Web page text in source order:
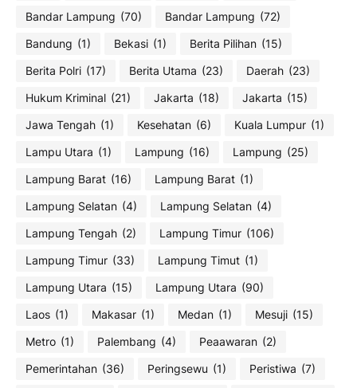
Bandar Lampung (70) Bandar Lampung (72)
Bandung (1) Bekasi (1) Berita Pilihan (15)
Berita Polri (17) Berita Utama (23) Daerah (23)
Hukum Kriminal (21) Jakarta (18) Jakarta (15)
Jawa Tengah (1) Kesehatan (6) Kuala Lumpur (1)
Lampu Utara (1) Lampung (16) Lampung (25)
Lampung Barat (16) Lampung Barat (1)
Lampung Selatan (4) Lampung Selatan (4)
Lampung Tengah (2) Lampung Timur (106)
Lampung Timur (33) Lampung Timut (1)
Lampung Utara (15) Lampung Utara (90)
Laos (1) Makasar (1) Medan (1) Mesuji (15)
Metro (1) Palembang (4) Peaawaran (2)
Pemerintahan (36) Peringsewu (1) Peristiwa (7)